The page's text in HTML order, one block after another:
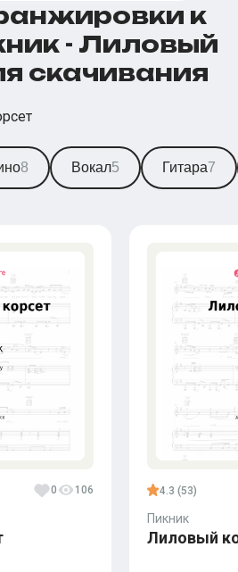
к
- Лиловый
скачивания
8 Вокал5 Гитара7
0 106 4.3 (53)
Пикник
Лиловый